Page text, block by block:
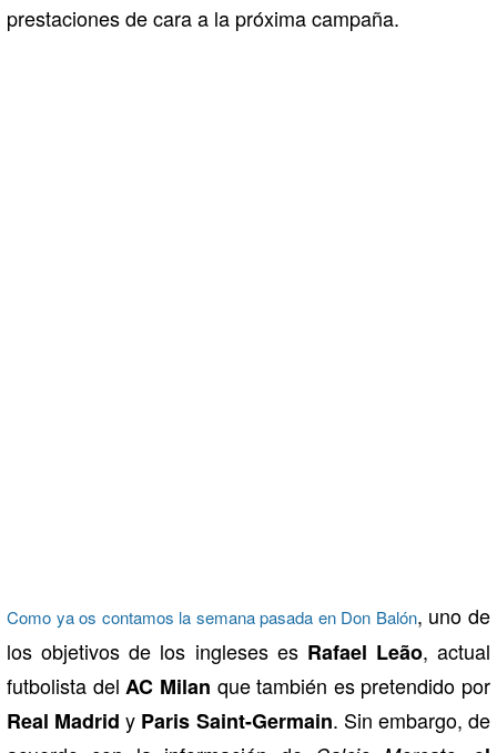
prestaciones de cara a la próxima campaña.
Como ya os contamos la semana pasada en Don Balón, uno de
los objetivos de los ingleses es Rafael Leão, actual
futbolista del AC Milan que también es pretendido por
Real Madrid y Paris Saint-Germain. Sin embargo, de